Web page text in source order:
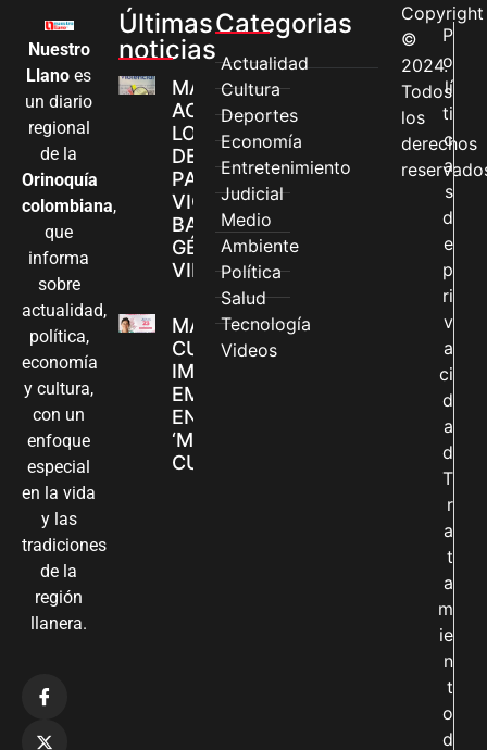
Nuestro
Llano es
un diario
regional
de la
Orinoquía
colombiana,
que
informa
sobre
actualidad,
política,
economía
y cultura,
con un
enfoque
especial
en la vida
y las
tradiciones
de la
región
llanera.
Últimas
noticias
MÁS MUJERES
ACCEDEN A
LOS CANALES
DE ATENCIÓN
PARA
VIOLENCIAS
BASADAS EN
GÉNERO EN
VILLAVICENCIO
MADRES
CUIDADORAS
IMPULSAN SUS
EMPRENDIMIENTOS
EN LA FERIA
‘MANOS QUE
CUIDAN Y CREAN’
Categorias
Actualidad
Cultura
Deportes
Economía
Entretenimiento
Judicial
Medio
Ambiente
Política
Salud
Tecnología
Videos
Copyright
©
2024.
Todos
los
derechos
P
o
lí
ti
c
a
s
d
e
p
ri
v
a
ci
d
a
d
T
r
a
t
a
m
ie
n
t
o
d